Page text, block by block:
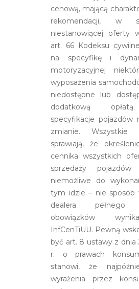
cenową, mającą
rekomendacji, w
niestanowiącej oferty
art. 66 Kodeksu
na specyfikę i
motoryzacyjnej
wyposażenia
niedostępne lub
dodatkową
specyfikacje pojazdów
zmianie. Wszystkie
sprawiają, że
cennika wszystkich
sprzedaży
niemożliwe do
tym idzie – nie sposób
dealera pełnego
obowiązków
InfCenTiUU. Pewną
być art. 8 ustawy z dnia
r. o prawach
stanowi, że
wyrażenia przez